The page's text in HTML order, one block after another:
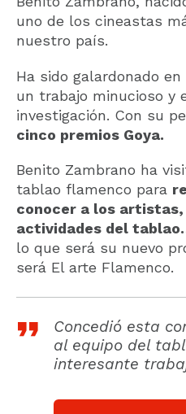
uno de los cineastas
nuestro país.
Ha sido galardonado
un trabajo minucioso y
investigación. Con su
cinco premios Goya.
Benito Zambrano ha
tablao flamenco para
conocer a los
actividades del
lo que será su nuevo
será El arte Flamenco.
Concedió esta
al equipo del
interesante